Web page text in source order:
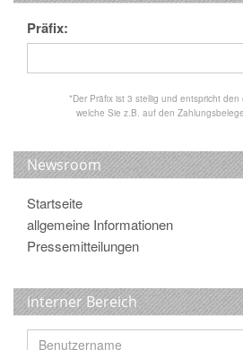
Präfix:
*Der Präfix ist 3 stellig und entspricht den
welche Sie z.B. auf den
Newsroom
Startseite
allgemeine Informationen
Pressemitteilungen
interner Bereich